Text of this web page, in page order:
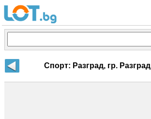
Спорт: Разград, гр. Разград